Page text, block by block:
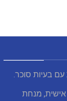
בעיות סוכר.
מנחת